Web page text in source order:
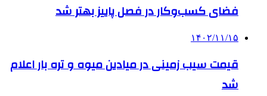
فضای کسب‌وکار در فصل پاییز بهتر شد
۱۴۰۲/۱۱/۱۵
قیمت سیب زمینی در میادین میوه و تره بار اعلام
شد